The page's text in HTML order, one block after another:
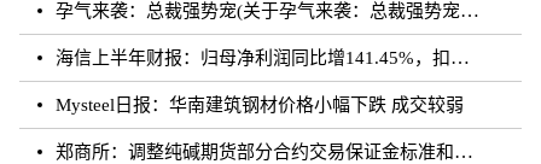
孕气来袭：总裁强势宠(关于孕气来袭：总裁强势宠简述)
海信上半年财报：归母净利润同比增141.45%，扣非归母净利润同比增195.10%
Mysteel日报：华南建筑钢材价格小幅下跌 成交较弱
郑商所：调整纯碱期货部分合约交易保证金标准和涨跌停板幅度